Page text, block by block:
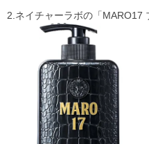
2.ネイチャーラボの「MARO17